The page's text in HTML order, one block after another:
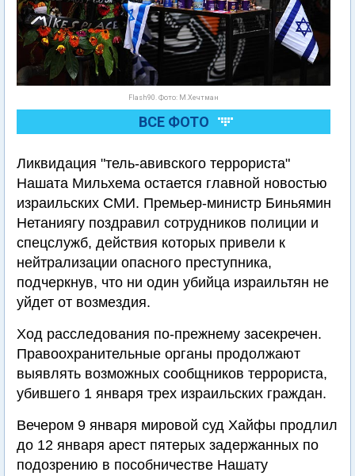
Flash90. Фото: М.Хечтман
ВСЕ ФОТО
Ликвидация "тель-авивского террориста"
Нашата Мильхема остается главной новостью
израильских СМИ. Премьер-министр Биньямин
Нетаниягу поздравил сотрудников полиции и
спецслужб, действия которых привели к
нейтрализации опасного преступника,
подчеркнув, что ни один убийца израильтян не
уйдет от возмездия.
Ход расследования по-прежнему засекречен.
Правоохранительные органы продолжают
выявлять возможных сообщников террориста,
убившего 1 января трех израильских граждан.
Вечером 9 января мировой суд Хайфы продлил
до 12 января арест пятерых задержанных по
подозрению в пособничестве Нашату